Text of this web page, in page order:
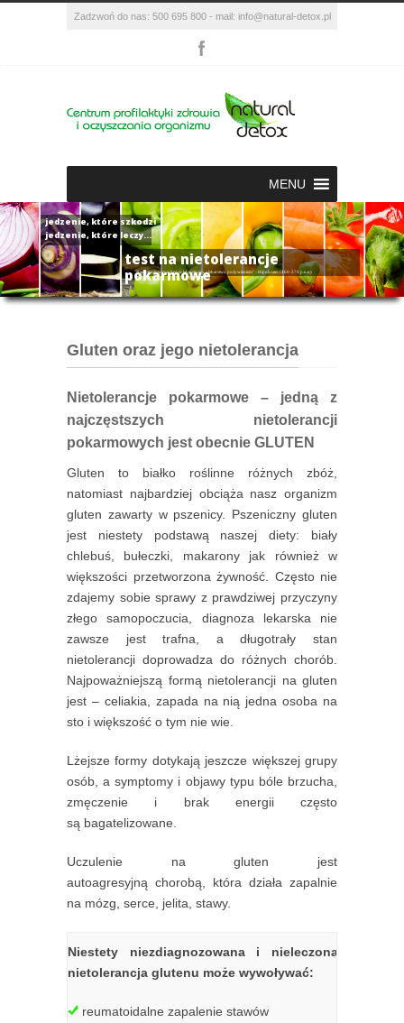
Zadzwoń do nas: 500 695 800 - mail: info@natural-detox.pl
MENU
jedzenie, które szkodzi
test na nietolerancje
pokarmowe
"Niech pożywienie będzie lekarstwem, a lekarstwo pożywieniem" - Hipokrates (460-370 p.n.e.)
jedzenie, które leczy...
Gluten oraz jego nietolerancja
Nietolerancje pokarmowe – jedną z
najczęstszych nietolerancji
pokarmowych jest obecnie GLUTEN
Gluten to białko roślinne różnych zbóż,
natomiast najbardziej obciąża nasz organizm
gluten zawarty w pszenicy. Pszeniczny gluten
jest niestety podstawą naszej diety: biały
chlebuś, bułeczki, makarony jak również w
większości przetworzona żywność. Często nie
zdajemy sobie sprawy z prawdziwej przyczyny
złego samopoczucia, diagnoza lekarska nie
zawsze jest trafna, a długotrały stan
nietolerancji doprowadza do różnych chorób.
Najpoważniejszą formą nietolerancji na gluten
jest – celiakia, zapada na nią jedna osoba na
sto i większość o tym nie wie.
Lżejsze formy dotykają jeszcze większej grupy
osób, a symptomy i objawy typu bóle brzucha,
zmęczenie i brak energii często
są bagatelizowane.
Uczulenie na gluten jest
autoagresyjną chorobą, która działa zapalnie
na mózg, serce, jelita, stawy.
Niestety niezdiagnozowana i nieleczona
nietolerancja glutenu może wywoływać:
reumatoidalne zapalenie stawów